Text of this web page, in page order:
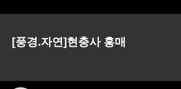
[풍경.자연]현충사 홍매